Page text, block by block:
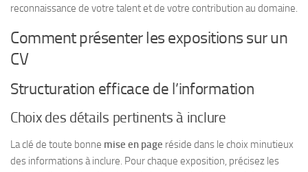
reconnaissance de votre talent et de votre contribution au domaine.
Comment présenter les expositions sur un
CV
Structuration efficace de l’information
Choix des détails pertinents à inclure
La clé de toute bonne mise en page réside dans le choix minutieux
des informations à inclure. Pour chaque exposition, précisez les